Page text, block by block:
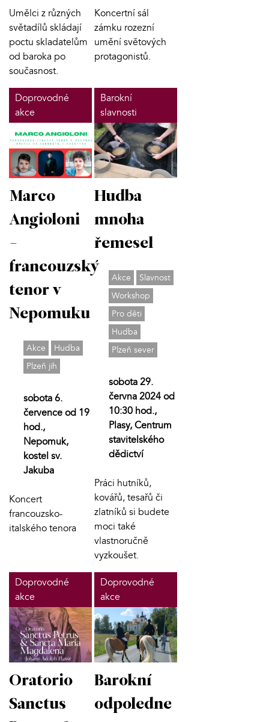
Umělci z různých
světadílů skládají
poctu skladatelům
od baroka po
současnost.
Koncertní sál
zámku rozezní
umění světových
protagonistů.
Doprovodné
akce
Marco
Angioloni
-
francouzský
tenor v
Nepomuku
Akce
Hudba
Plzeň jih
sobota 6.
července od 19
hod.,
Nepomuk,
kostel sv.
Jakuba
Koncert
francouzsko-
italského tenora
Barokní
slavnosti
Hudba
mnoha
řemesel
Akce
Slavnost
Workshop
Pro děti
Hudba
Plzeň sever
sobota 29.
června 2024 od
10:30 hod.,
Plasy, Centrum
stavitelského
dědictví
Práci hutníků,
kovářů, tesařů či
zlatníků si budete
moci také
vlastnoručně
vyzkoušet.
Doprovodné
akce
Oratorio
Sanctus
Doprovodné
akce
Barokní
odpoledne